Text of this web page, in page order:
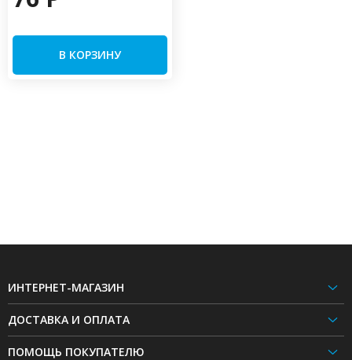
В КОРЗИНУ
ИНТЕРНЕТ-МАГАЗИН
ДОСТАВКА И ОПЛАТА
ПОМОЩЬ ПОКУПАТЕЛЮ